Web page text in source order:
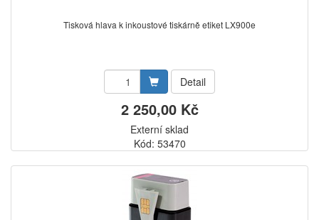
Tisková hlava k inkoustové tiskárně etiket LX900e
Detail
2 250,00 Kč
Externí sklad
Kód: 53470